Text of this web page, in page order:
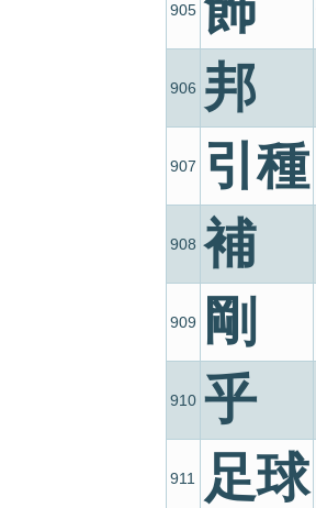
905
906 邦
907 引種
908 補
909 剛
910 乎
911 足球